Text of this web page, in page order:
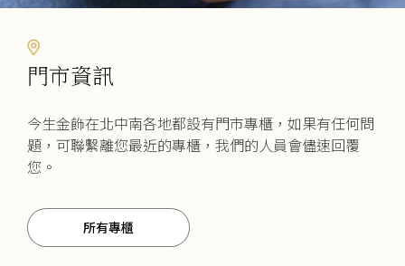
門市資訊
今生金飾在北中南各地都設有門市專櫃，如果有任何問
題，可聯繫離您最近的專櫃，我們的人員會儘速回覆
您。
所有專櫃